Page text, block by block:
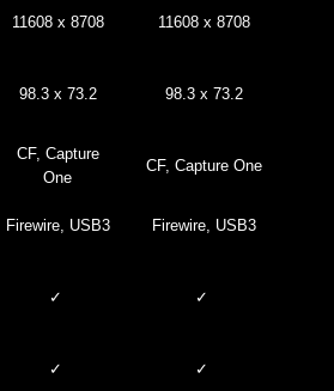
11608 x 8708 11608 x 8708
98.3 x 73.2 98.3 x 73.2
CF, Capture
One
CF, Capture One
Firewire, USB3 Firewire, USB3
✓ ✓
✓ ✓